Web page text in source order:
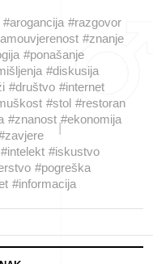
#arogancija #razgovor
#znanje
#ponašanje
#diskusija
#društvo #internet
#stol #restoran
#znanost #ekonomija
#intelekt #iskustvo
#pogreška
#informacija